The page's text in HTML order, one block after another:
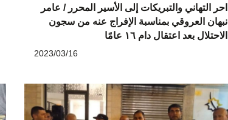
احر التهاني والتبريكات إلى الأسير المحرر / عامر
نبهان العروقي بمناسبة الإفراج عنه من سجون
الاحتلال بعد اعتقال دام ١٦ عامًا